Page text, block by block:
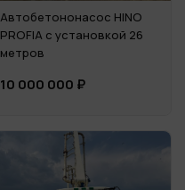
Автобетононасос HINO
PROFIA с установкой 26
метров
10 000 000 ₽